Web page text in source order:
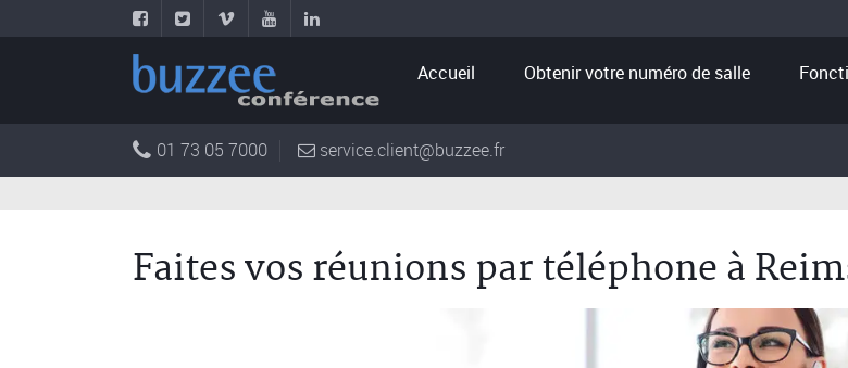
Accueil Obtenir votre numéro de salle
01 73 05 7000 service.client@buzzee.fr
Faites vos réunions par téléphone à